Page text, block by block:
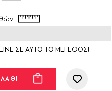
ΣΕ ΑΥΤΟ ΤΟ ΜΕΓΕΘΟΣ!